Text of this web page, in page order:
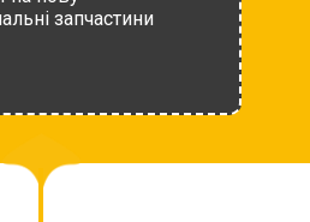
запчастини